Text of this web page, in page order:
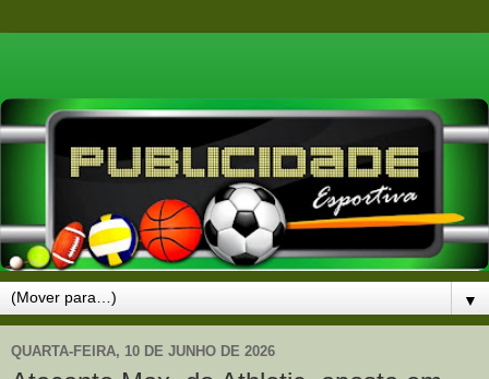
▼
QUARTA-FEIRA, 10 DE JUNHO DE 2026